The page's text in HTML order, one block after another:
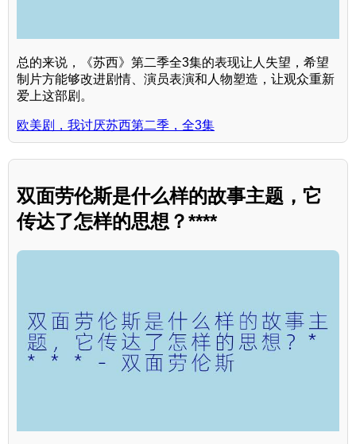
总的来说，《苏西》第二季全3集的表现让人失望，希望
制片方能够改进剧情、演员表演和人物塑造，让观众重新
爱上这部剧。
欧美剧，我讨厌苏西第二季，全3集
双面劳伦斯是什么样的故事主题，它
传达了怎样的思想？****